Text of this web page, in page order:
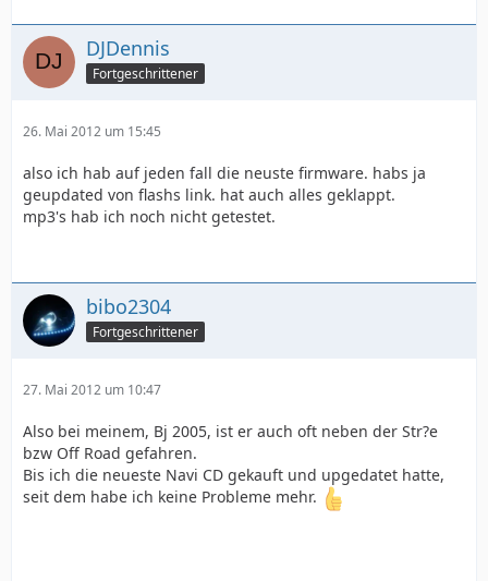
DJDennis
Fortgeschrittener
26. Mai 2012 um 15:45
also ich hab auf jeden fall die neuste firmware. habs ja
geupdated von flashs link. hat auch alles geklappt.
mp3's hab ich noch nicht getestet.
bibo2304
Fortgeschrittener
27. Mai 2012 um 10:47
Also bei meinem, Bj 2005, ist er auch oft neben der Str?e
bzw Off Road gefahren.
Bis ich die neueste Navi CD gekauft und upgedatet hatte,
seit dem habe ich keine Probleme mehr.